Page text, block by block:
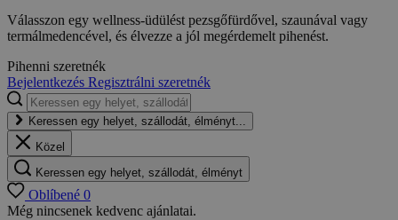
Válasszon egy wellness-üdülést pezsgőfürdővel, szaunával vagy
termálmedencével, és élvezze a jól megérdemelt pihenést.
Pihenni szeretnék
Bejelentkezés Regisztrálni szeretnék
Keressen egy helyet, szállodát, élményt...
Közel
Keressen egy helyet, szállodát, élményt
Oblíbené 0
Még nincsenek kedvenc ajánlatai.